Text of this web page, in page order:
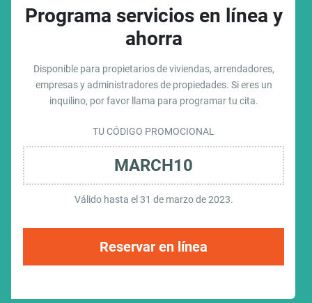
Programa servicios en línea y
ahorra
Disponible para propietarios de viviendas, arrendadores,
empresas y administradores de propiedades. Si eres un
inquilino, por favor llama para programar tu cita.
TU CÓDIGO PROMOCIONAL
MARCH10
Válido hasta el 31 de marzo de 2023.
Reservar en línea